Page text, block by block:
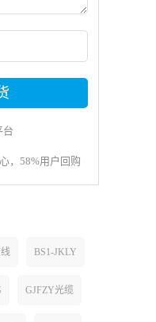
台
，58%用户回购
BS1-JKLY
GJFZY光缆